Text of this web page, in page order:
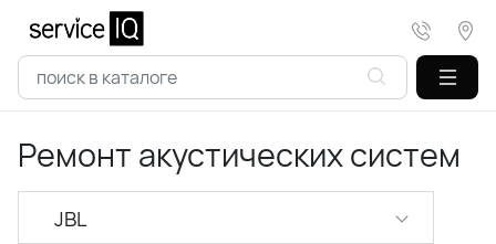
Ремонт акустических систем
JBL